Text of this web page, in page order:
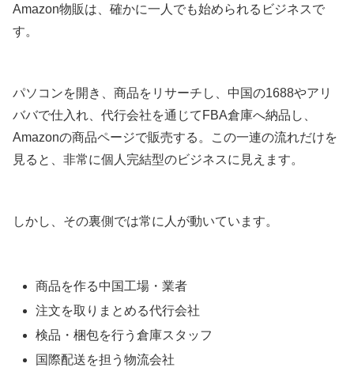
Amazon物販は、確かに一人でも始められるビジネスで
す。
パソコンを開き、商品をリサーチし、中国の1688やアリ
ババで仕入れ、代行会社を通じてFBA倉庫へ納品し、
Amazonの商品ページで販売する。この一連の流れだけを
見ると、非常に個人完結型のビジネスに見えます。
しかし、その裏側では常に人が動いています。
商品を作る中国工場・業者
注文を取りまとめる代行会社
検品・梱包を行う倉庫スタッフ
国際配送を担う物流会社